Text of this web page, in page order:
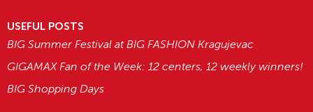
USEFUL POSTS
BIG Summer Festival at BIG FASHION Kragujevac
GIGAMAX Fan of the Week: 12 centers, 12 weekly winners!
BIG Shopping Days